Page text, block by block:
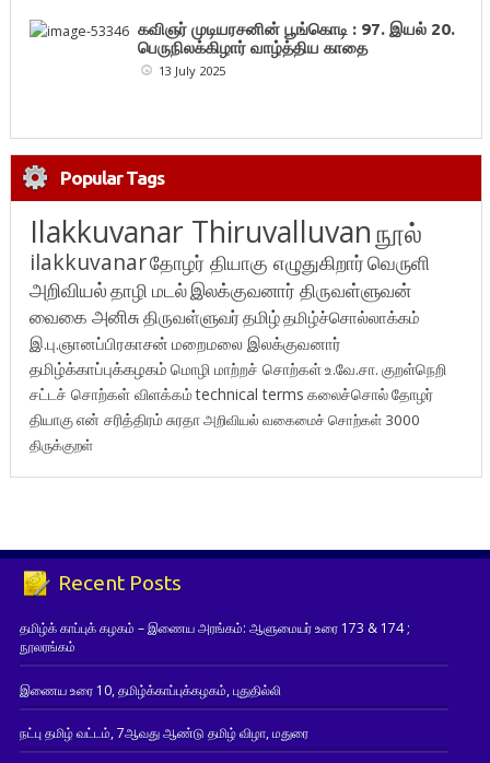
கவிஞர் முடியரசனின் பூங்கொடி : 97. இயல் 20.
பெருநிலக்கிழார் வாழ்த்திய காதை
13 July 2025
Popular Tags
Ilakkuvanar Thiruvalluvanநூல்
ilakkuvanarதோழர் தியாகு எழுதுகிறார்வெருளி
அறிவியல்தாழி மடல்இலக்குவனார் திருவள்ளுவன்
வைகை அனிசுதிருவள்ளுவர்தமிழ்தமிழ்ச்சொல்லாக்கம்
இ.பு.ஞானப்பிரகாசன் மறைமலை இலக்குவனார்
தமிழ்க்காப்புக்கழகம் மொழி மாற்றச் சொற்கள்உ.வே.சா. குறள்நெறி
சட்டச் சொற்கள் விளக்கம்technical terms கலைச்சொல்தோழர்
தியாகுஎன் சரித்திரம்சுரதாஅறிவியல் வகைமைச் சொற்கள் 3000
திருக்குறள்
Recent Posts
தமிழ்க் காப்புக் கழகம் – இணைய அரங்கம்: ஆளுமையர் உரை 173 & 174 ;
நூலரங்கம்
இணைய உரை 10, தமிழ்க்காப்புக்கழகம், புதுதில்லி
நட்பு தமிழ் வட்டம், 7ஆவது ஆண்டு தமிழ் விழா, மதுரை